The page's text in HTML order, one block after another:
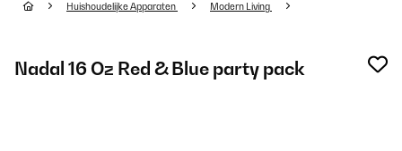
Huishoudelijke Apparaten Modern Living
Nadal 16 Oz Red & Blue party pack